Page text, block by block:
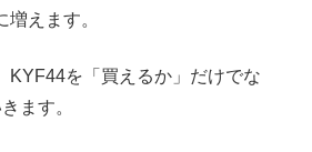
えます。
KYF44を「買えるか」だけでな
ます。